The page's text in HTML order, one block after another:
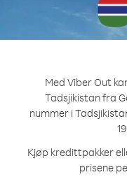
Med Viber Out
Tadsjikistan fra
nummer i
Kjøp kredittpakker
prisene